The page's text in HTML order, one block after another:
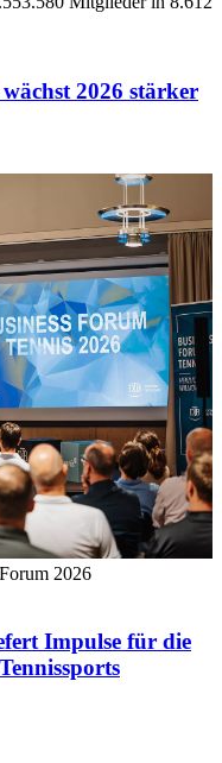
2026 stärker
2026
Impulse für die